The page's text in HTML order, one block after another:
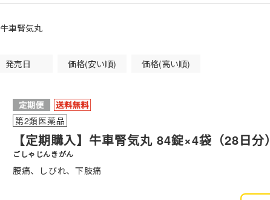
牛車腎気丸
発売日 価格(安い順) 価格(高い順)
第2類医薬品
【定期購入】牛車腎気丸 84錠×4袋（28日分
ごしゃじんきがん
腰痛、しびれ、下肢痛